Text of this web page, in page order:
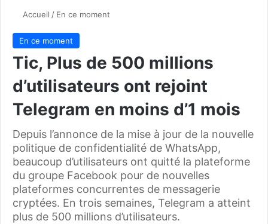
Accueil / En ce moment
En ce moment
Tic, Plus de 500 millions
d’utilisateurs ont rejoint
Telegram en moins d’1 mois
Depuis l’annonce de la mise à jour de la nouvelle
politique de confidentialité de WhatsApp,
beaucoup d’utilisateurs ont quitté la plateforme
du groupe Facebook pour de nouvelles
plateformes concurrentes de messagerie
cryptées. En trois semaines, Telegram a atteint
plus de 500 millions d’utilisateurs.